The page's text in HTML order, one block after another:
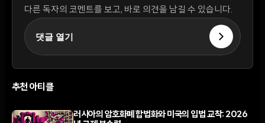
다른 독자의 코멘트를 보고, 바로 의견을 남길 수 있습니다.
댓글 열기
추천 아티클
러시아의 암호화폐 합법화와 미국의 입법 교착: 2026